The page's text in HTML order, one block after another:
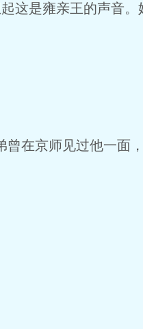
是雍亲王的声音。
在京师见过他一面